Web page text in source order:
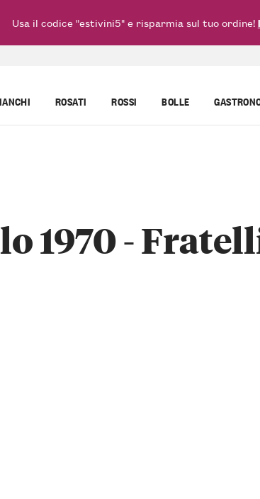
ROSATI ROSSI BOLLE
1970 -
Usa il codice "estivini5" e risparmia sul tuo ordine!